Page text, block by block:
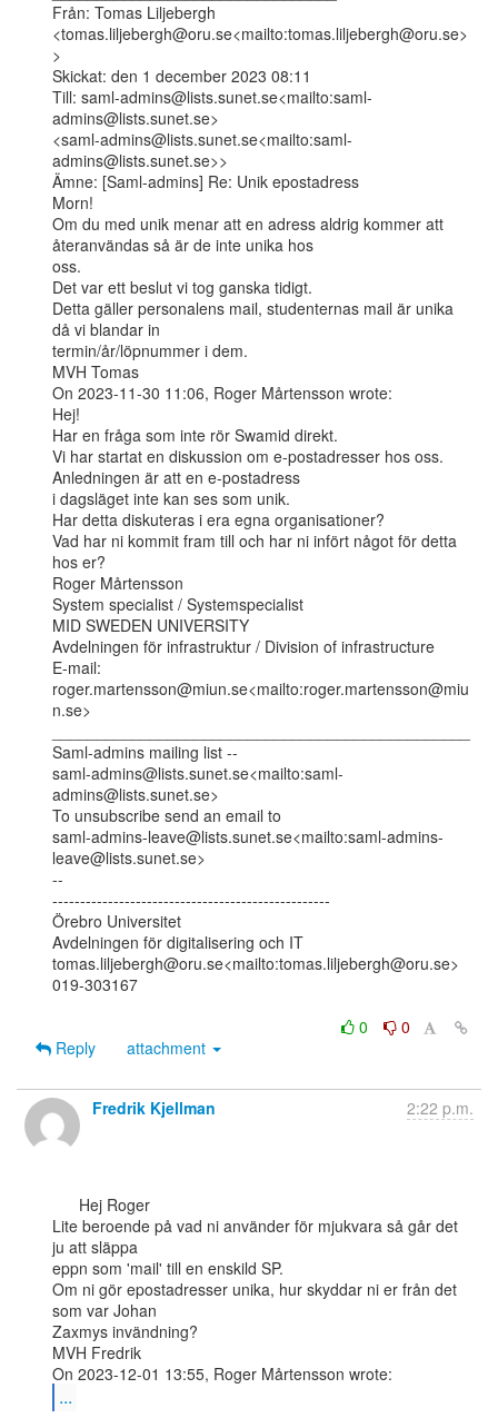
Från: Tomas Liljebergh
<tomas.liljebergh@oru.se<mailto:tomas.liljebergh@oru.se>
>
Skickat: den 1 december 2023 08:11
Till: saml-admins@lists.sunet.se<mailto:saml-
admins@lists.sunet.se>
<saml-admins@lists.sunet.se<mailto:saml-
admins@lists.sunet.se>>
Ämne: [Saml-admins] Re: Unik epostadress
Morn!
Om du med unik menar att en adress aldrig kommer att
återanvändas så är de inte unika hos
oss.
Det var ett beslut vi tog ganska tidigt.
Detta gäller personalens mail, studenternas mail är unika
då vi blandar in
termin/år/löpnummer i dem.
MVH Tomas
On 2023-11-30 11:06, Roger Mårtensson wrote:
Hej!
Har en fråga som inte rör Swamid direkt.
Vi har startat en diskussion om e-postadresser hos oss.
Anledningen är att en e-postadress
i dagsläget inte kan ses som unik.
Har detta diskuteras i era egna organisationer?
Vad har ni kommit fram till och har ni infört något för detta
hos er?
Roger Mårtensson
System specialist / Systemspecialist
MID SWEDEN UNIVERSITY
Avdelningen för infrastruktur / Division of infrastructure
E-mail:
roger.martensson@miun.se<mailto:roger.martensson@miu
n.se>
Saml-admins mailing list --
saml-admins@lists.sunet.se<mailto:saml-
admins@lists.sunet.se>
To unsubscribe send an email to
saml-admins-leave@lists.sunet.se<mailto:saml-admins-
leave@lists.sunet.se>
--
--------------------------------------------------
Örebro Universitet
Avdelningen för digitalisering och IT
tomas.liljebergh@oru.se<mailto:tomas.liljebergh@oru.se>
019-303167
0
0
Reply
attachment
Fredrik Kjellman 2:22 p.m.
Lite beroende på vad ni använder för mjukvara så går det
ju att släppa
eppn som 'mail' till en enskild SP.
Om ni gör epostadresser unika, hur skyddar ni er från det
som var Johan
Zaxmys invändning?
MVH Fredrik
...